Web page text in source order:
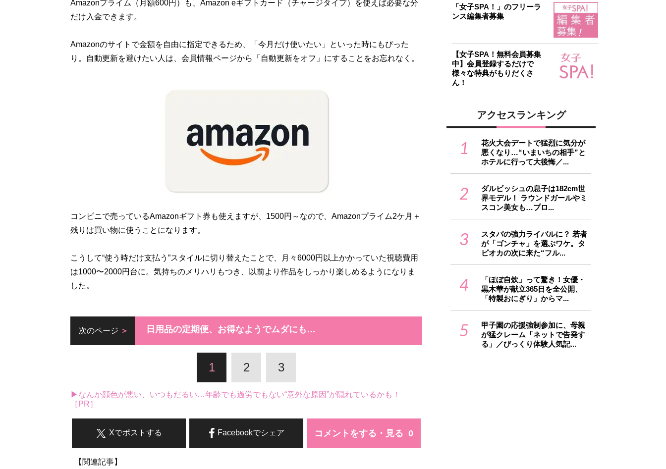
Amazonプライム（月額600円）も、Amazon eギフトカード（チャージタイプ）を使えば必要な分
だけ入金できます。
Amazonのサイトで金額を自由に指定できるため、「今月だけ使いたい」といった時にもぴった
り。自動更新を避けたい人は、会員情報ページから「自動更新をオフ」にすることをお忘れなく。
コンビニで売っているAmazonギフト券も使えますが、1500円～なので、Amazonプライム2ケ月＋
残りは買い物に使うことになります。
こうして“使う時だけ支払う”スタイルに切り替えたことで、月々6000円以上かかっていた視聴費用
は1000〜2000円台に。気持ちのメリハリもつき、以前より作品をしっかり楽しめるようになりま
した。
次のページ 日用品の定期便、お得なようでムダにも…
1 2 3
▶なんか顔色が悪い、いつもだるい…年齢でも過労でもない“意外な原因”が隠れているかも！
［PR］
コメントをする・見る
Facebookでシェア
Xでポストする
【関連記事】
「女子SPA！」のフリーラ
ンス編集者募集
【女子SPA！無料会員募集
中】会員登録するだけで
様々な特典がもりだくさ
ん！
アクセスランキング
1
花火大会デートで猛烈に気分が
悪くなり…“いまいちの相手”と
ホテルに行って大後悔／...
2
ダルビッシュの息子は182cm世
界モデル！ ラウンドガールやミ
スコン美女も…プロ...
3
スタバの強力ライバルに？ 若者
が「ゴンチャ」を選ぶワケ。タ
ピオカの次に来た“フル...
4
「ほぼ自炊」って驚き！女優・
黒木華が献立365日を全公開、
「特製おにぎり」からマ...
5
甲子園の応援強制参加に、母親
が猛クレーム「ネットで告発す
る」／びっくり体験人気記...